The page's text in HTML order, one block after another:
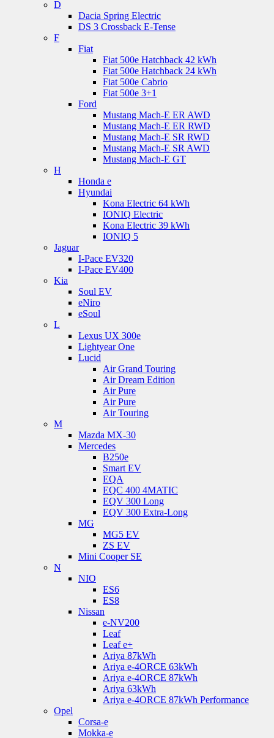
D
Dacia Spring Electric
DS 3 Crossback E-Tense
F
Fiat
Fiat 500e Hatchback 42 kWh
Fiat 500e Hatchback 24 kWh
Fiat 500e Cabrio
Fiat 500e 3+1
Ford
Mustang Mach-E ER AWD
Mustang Mach-E ER RWD
Mustang Mach-E SR RWD
Mustang Mach-E SR AWD
Mustang Mach-E GT
H
Honda e
Hyundai
Kona Electric 64 kWh
IONIQ Electric
Kona Electric 39 kWh
IONIQ 5
Jaguar
I-Pace EV320
I-Pace EV400
Kia
Soul EV
eNiro
eSoul
L
Lexus UX 300e
Lightyear One
Lucid
Air Grand Touring
Air Dream Edition
Air Pure
Air Pure
Air Touring
M
Mazda MX-30
Mercedes
B250e
Smart EV
EQA
EQC 400 4MATIC
EQV 300 Long
EQV 300 Extra-Long
MG
MG5 EV
ZS EV
Mini Cooper SE
N
NIO
ES6
ES8
Nissan
e-NV200
Leaf
Leaf e+
Ariya 87kWh
Ariya e-4ORCE 63kWh
Ariya e-4ORCE 87kWh
Ariya 63kWh
Ariya e-4ORCE 87kWh Performance
Opel
Corsa-e
Mokka-e